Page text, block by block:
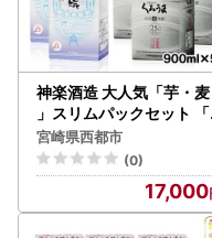
神楽酒造 大人気「芋・麦
」スリムパックセット 「
天孫降臨」「くろうま」 2
5度900ml5本＜26-15a
＞
宮崎県西都市
(0)
17,000